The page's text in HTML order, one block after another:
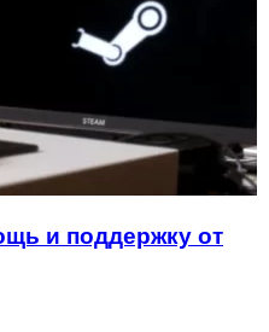
и поддержку от